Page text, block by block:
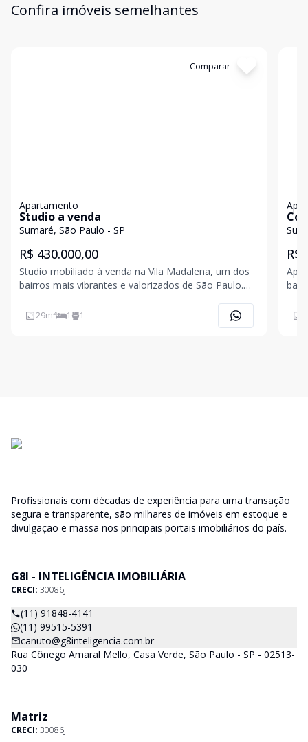
Confira imóveis semelhantes
Comparar
Apartamento
Studio a venda
Sumaré, São Paulo - SP
R$ 430.000,00
Studio mobiliado à venda na Vila Madalena, um dos
bairros mais vibrantes e valorizados de São Paulo.
para oferecer praticidade, conforto e estilo,
contando com acessibilidade completa, portas largas
29m² 1 1
R$
Profissionais com décadas de experiência para uma transação
segura e transparente, são milhares de imóveis em estoque e
divulgação e massa nos principais portais imobiliários do país.
G8I - INTELIGÊNCIA IMOBILIÁRIA
CRECI: 30086J
(11) 91848-4141
(11) 99515-5391
canuto@g8inteligencia.com.br
Rua Cônego Amaral Mello, Casa Verde, São Paulo - SP - 02513-
030
Matriz
CRECI: 30086J